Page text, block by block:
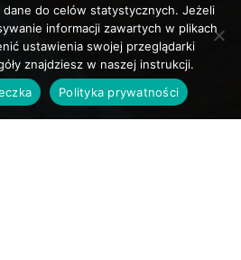
do celów statystycznych. Jeżeli
informacji zawartych w plikach
ustawienia swojej przeglądarki
znajdziesz w naszej instrukcji.
Polityka prywatności